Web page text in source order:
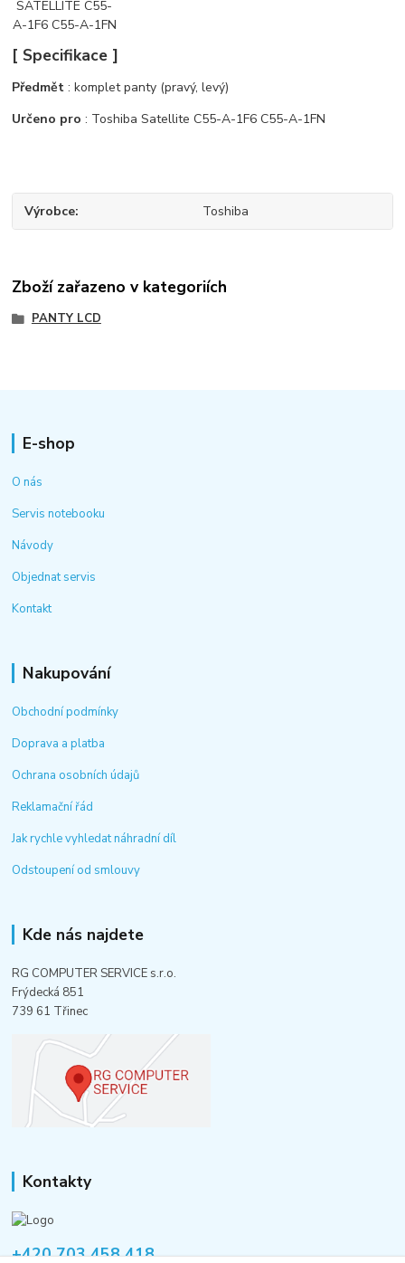
[ Specifikace ]
Předmět : komplet panty (pravý, levý)
Určeno pro : Toshiba Satellite C55-A-1F6 C55-A-1FN
Výrobce Toshiba
Zboží zařazeno v kategoriích
PANTY LCD
E-shop
O nás
Servis notebooku
Návody
Objednat servis
Kontakt
Nakupování
Obchodní podmínky
Doprava a platba
Ochrana osobních údajů
Reklamační řád
Jak rychle vyhledat náhradní díl
Odstoupení od smlouvy
Kde nás najdete
RG COMPUTER SERVICE s.r.o.
Frýdecká 851
739 61 Třinec
Kontakty
+420 703 458 418